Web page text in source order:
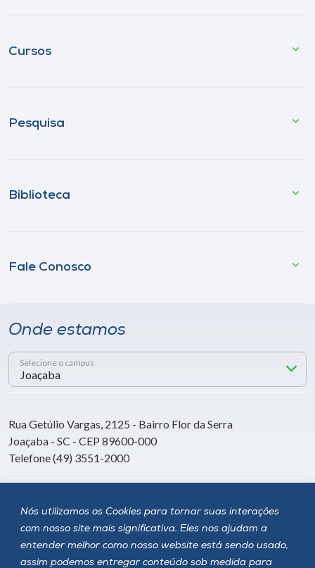
Nós utilizamos os Cookies para tornar suas interações
com nosso site mais significativa. Eles nos ajudam a
entender melhor como nosso website está sendo usado,
assim podemos entregar conteúdo sob medida para
Cursos
Pesquisa
Biblioteca
Fale Conosco
Onde estamos
Selecione o campus
Rua Getúlio Vargas, 2125 - Bairro Flor da Serra
Joaçaba - SC - CEP 89600-000
Telefone (49) 3551-2000
Siga a Unoesc